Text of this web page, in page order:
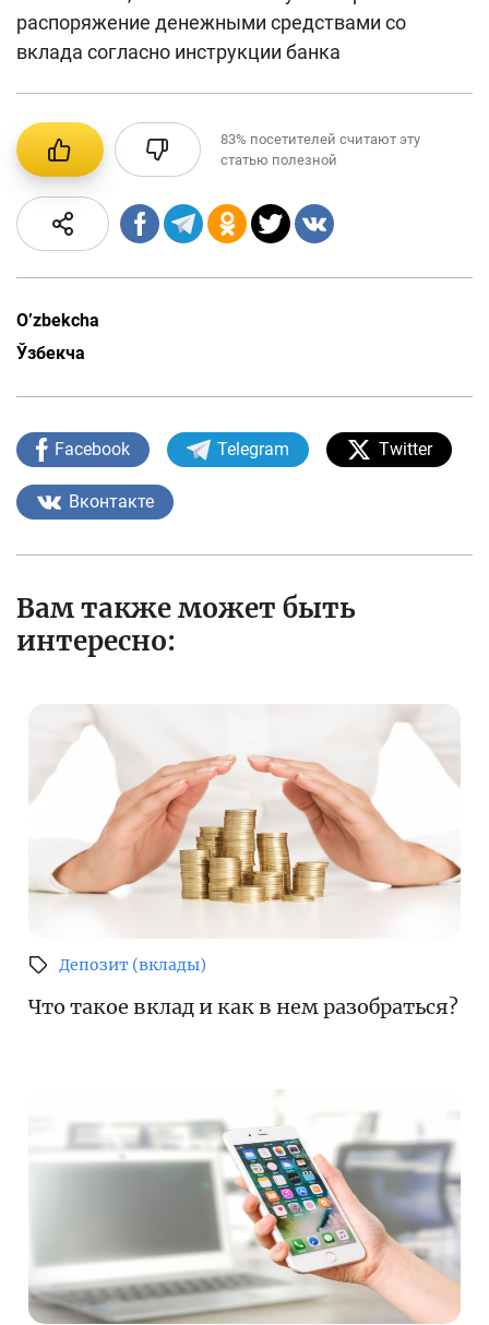
распоряжение денежными средствами со
вклада согласно инструкции банка
83% посетителей считают эту
статью полезной
O’zbekcha
Ўзбекча
Facebook Telegram Twitter
Вконтакте
Вам также может быть
интересно:
Депозит (вклады)
Что такое вклад и как в нем разобраться?